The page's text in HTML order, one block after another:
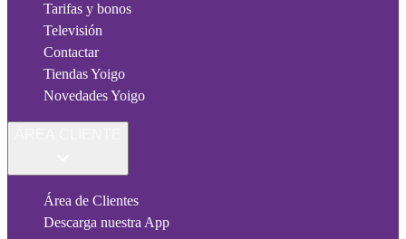
Tarifas y bonos
Televisión
Contactar
Tiendas Yoigo
Novedades Yoigo
Área de Clientes
Descarga nuestra App